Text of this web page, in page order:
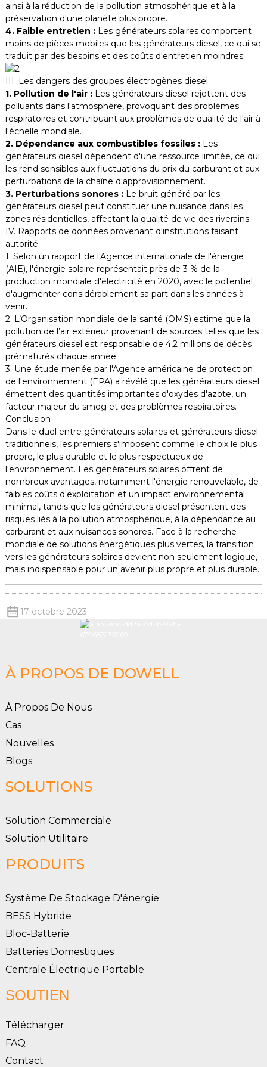
ainsi à la réduction de la pollution atmosphérique et à la
préservation d'une planète plus propre.
4. Faible entretien : Les générateurs solaires comportent
moins de pièces mobiles que les générateurs diesel, ce qui se
traduit par des besoins et des coûts d'entretien moindres.
III. Les dangers des groupes électrogènes diesel
1. Pollution de l'air : Les générateurs diesel rejettent des
polluants dans l'atmosphère, provoquant des problèmes
respiratoires et contribuant aux problèmes de qualité de l'air à
l'échelle mondiale.
2. Dépendance aux combustibles fossiles : Les
générateurs diesel dépendent d'une ressource limitée, ce qui
les rend sensibles aux fluctuations du prix du carburant et aux
perturbations de la chaîne d'approvisionnement.
3. Perturbations sonores : Le bruit généré par les
générateurs diesel peut constituer une nuisance dans les
zones résidentielles, affectant la qualité de vie des riverains.
IV. Rapports de données provenant d'institutions faisant
autorité
1. Selon un rapport de l'Agence internationale de l'énergie
(AIE), l'énergie solaire représentait près de 3 % de la
production mondiale d'électricité en 2020, avec le potentiel
d'augmenter considérablement sa part dans les années à
venir.
2. L’Organisation mondiale de la santé (OMS) estime que la
pollution de l’air extérieur provenant de sources telles que les
générateurs diesel est responsable de 4,2 millions de décès
prématurés chaque année.
3. Une étude menée par l'Agence américaine de protection
de l'environnement (EPA) a révélé que les générateurs diesel
émettent des quantités importantes d'oxydes d'azote, un
facteur majeur du smog et des problèmes respiratoires.
Conclusion
Dans le duel entre générateurs solaires et générateurs diesel
traditionnels, les premiers s'imposent comme le choix le plus
propre, le plus durable et le plus respectueux de
l'environnement. Les générateurs solaires offrent de
nombreux avantages, notamment l'énergie renouvelable, de
faibles coûts d'exploitation et un impact environnemental
minimal, tandis que les générateurs diesel présentent des
risques liés à la pollution atmosphérique, à la dépendance au
carburant et aux nuisances sonores. Face à la recherche
mondiale de solutions énergétiques plus vertes, la transition
vers les générateurs solaires devient non seulement logique,
mais indispensable pour un avenir plus propre et plus durable.
17 octobre 2023
À PROPOS DE DOWELL
À Propos De Nous
Cas
Nouvelles
Blogs
SOLUTIONS
Solution Commerciale
Solution Utilitaire
PRODUITS
Système De Stockage D'énergie
BESS Hybride
Bloc-Batterie
Batteries Domestiques
Centrale Électrique Portable
SOUTIEN
Télécharger
FAQ
Contact